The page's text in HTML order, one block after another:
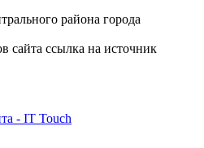
района города
сайта ссылка на источник
- IT Touch